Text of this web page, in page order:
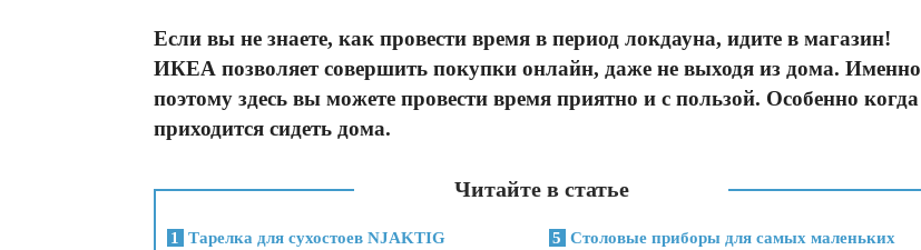
Если вы не знаете, как провести время в период локдауна, идите в магазин!
ИКЕА позволяет совершить покупки онлайн, даже не выходя из дома. Именно
поэтому здесь вы можете провести время приятно и с пользой. Особенно когда
приходится сидеть дома.
Читайте в статье
1
Тарелка для сухостоев NJAKTIG
5 Столовые приборы для самых маленьких